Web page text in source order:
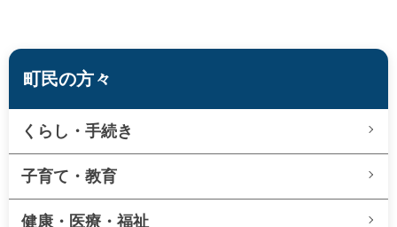
町民の方々
くらし・手続き
子育て・教育
健康・医療・福祉